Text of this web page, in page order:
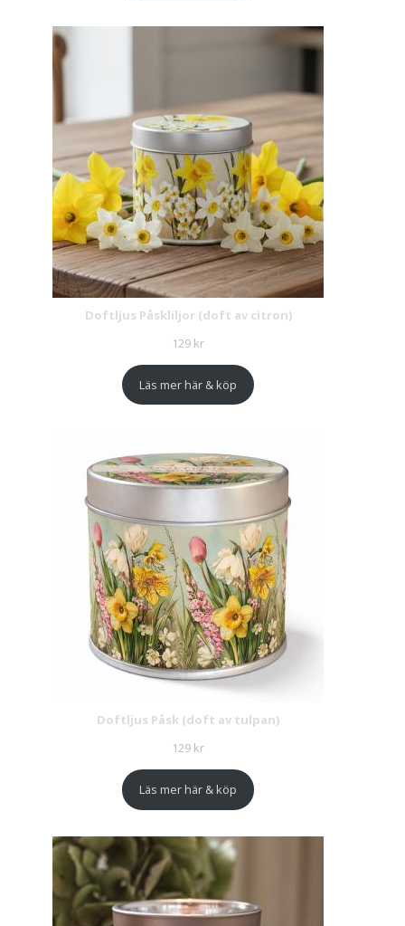
Doftljus Påskliljor (doft av citron)
129 kr
Läs mer här & köp
Doftljus Påsk (doft av tulpan)
129 kr
Läs mer här & köp